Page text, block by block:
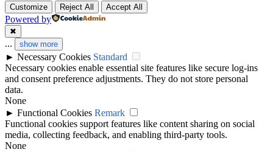
Customize Reject All Accept All
Powered by
✖
... show more
► Necessary Cookies Standard
Necessary cookies enable essential site features like secure log-ins
and consent preference adjustments. They do not store personal
data.
None
► Functional Cookies Remark
Functional cookies support features like content sharing on social
media, collecting feedback, and enabling third-party tools.
None